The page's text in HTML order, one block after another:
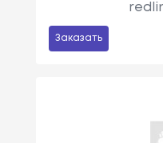
Заказать